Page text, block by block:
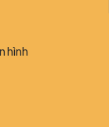
hình